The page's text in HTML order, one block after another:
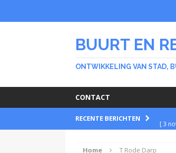
BUURT EN
ONTWIKKELING VAN STAD,
CONTACT
RECENTE BERICHTEN
Home T Rode Darp